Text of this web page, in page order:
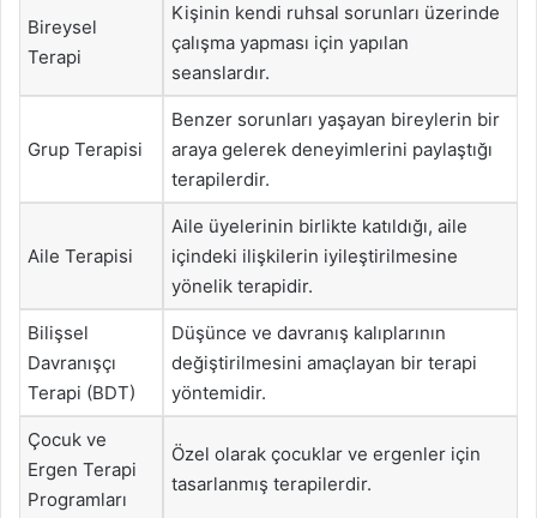
Bireysel
Terapi
Kişinin kendi ruhsal sorunları üzerinde
çalışma yapması için yapılan
seanslardır.
Grup Terapisi
Benzer sorunları yaşayan bireylerin bir
araya gelerek deneyimlerini paylaştığı
terapilerdir.
Aile Terapisi
Aile üyelerinin birlikte katıldığı, aile
içindeki ilişkilerin iyileştirilmesine
yönelik terapidir.
Bilişsel
Davranışçı
Terapi (BDT)
Düşünce ve davranış kalıplarının
değiştirilmesini amaçlayan bir terapi
yöntemidir.
Çocuk ve
Ergen Terapi
Programları
Özel olarak çocuklar ve ergenler için
tasarlanmış terapilerdir.